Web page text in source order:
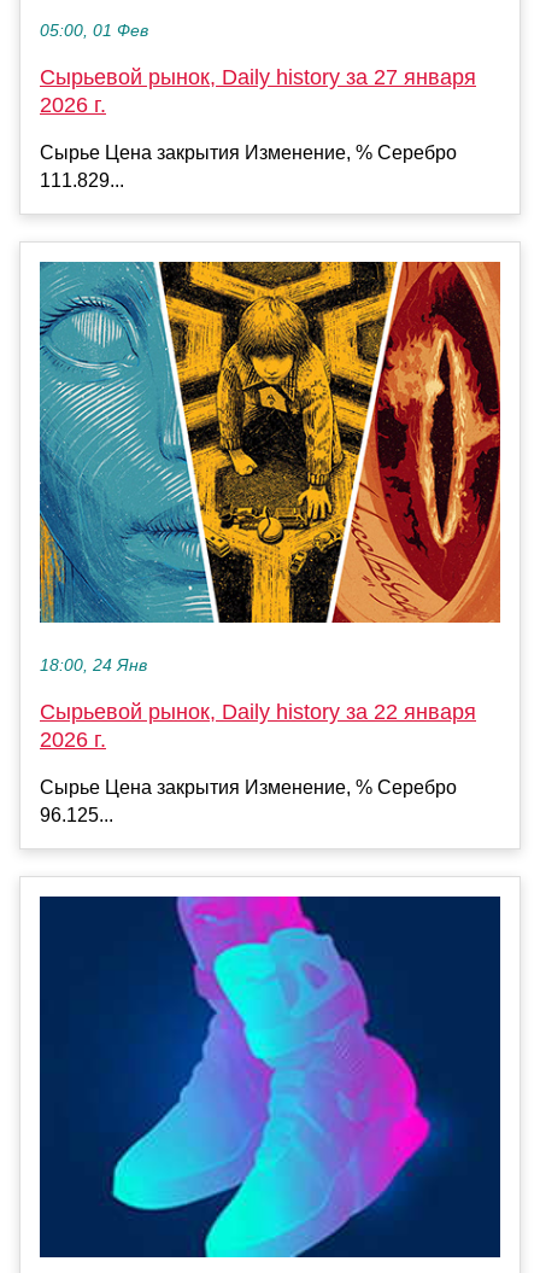
05:00, 01 Фев
Сырьевой рынок, Daily history за 27 января
2026 г.
Сырье Цена закрытия Изменение, % Серебро
111.829...
18:00, 24 Янв
Сырьевой рынок, Daily history за 22 января
2026 г.
Сырье Цена закрытия Изменение, % Серебро
96.125...